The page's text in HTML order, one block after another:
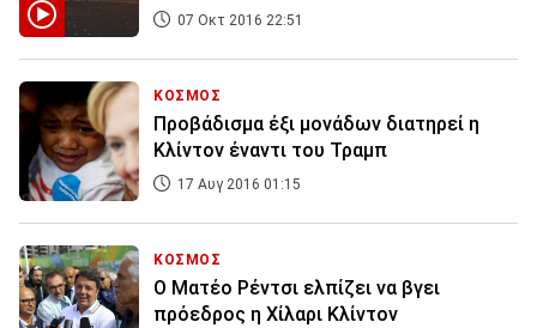
07 Οκτ 2016 22:51
ΚΟΣΜΟΣ
Προβάδισμα έξι μονάδων διατηρεί η
Κλίντον έναντι του Τραμπ
17 Αυγ 2016 01:15
ΚΟΣΜΟΣ
Ο Ματέο Ρέντσι ελπίζει να βγει
πρόεδρος η Χίλαρι Κλίντον